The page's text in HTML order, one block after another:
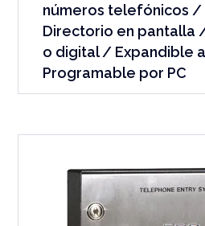
números telefónicos /
Directorio en pantalla
o digital / Expandible
Programable por PC